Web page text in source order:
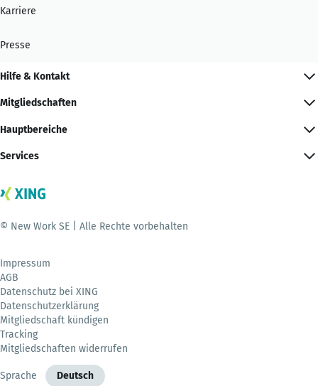
Karriere
Presse
Hilfe & Kontakt
Mitgliedschaften
Hauptbereiche
Services
© New Work SE | Alle Rechte vorbehalten
Impressum
AGB
Datenschutz bei XING
Datenschutzerklärung
Mitgliedschaft kündigen
Tracking
Mitgliedschaften widerrufen
Sprache Deutsch